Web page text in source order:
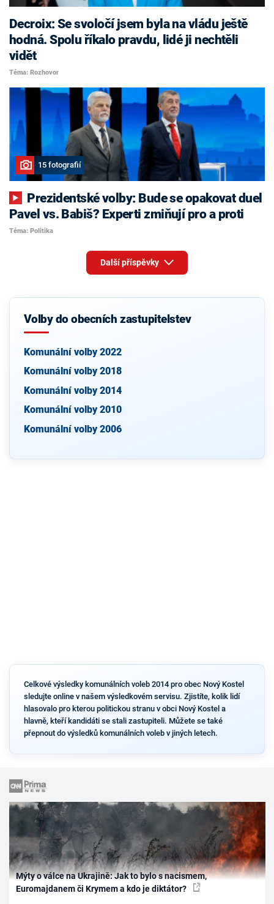
Decroix: Se svoločí jsem byla na vládu ještě
hodná. Spolu říkalo pravdu, lidé ji nechtěli
vidět
Téma: Rozhovor
15 fotografií
Pavel vs. Babiš? Experti zmiňují pro a proti
Téma: Politika
Další příspěvky
Volby do obecních zastupitelstev
Komunální volby 2022
Komunální volby 2018
Komunální volby 2014
Komunální volby 2010
Komunální volby 2006
Celkové výsledky komunálních voleb 2014 pro obec Nový Kostel
sledujte online v našem výsledkovém servisu. Zjistíte, kolik lidí
hlasovalo pro kterou politickou stranu v obci Nový Kostel a
hlavně, kteří kandidáti se stali zastupiteli. Můžete se také
přepnout do výsledků komunálních voleb v jiných letech.
Mýty o válce na Ukrajině: Jak to bylo s nacismem,
Euromajdanem či Krymem a kdo je diktátor?